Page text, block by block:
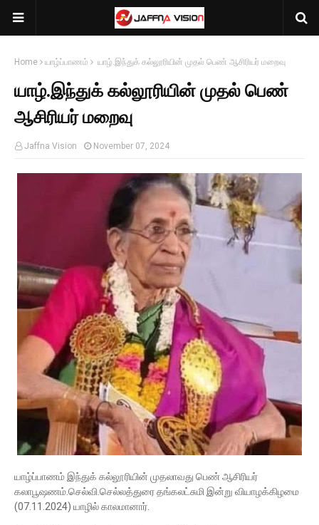
Home யாழ்ப்பாணம் யாழ்.இந்துக் கல்லூரியின் முதல் பெண் ஆசிரியர் மறைவு
யாழ்.இந்துக் கல்லூரியின் முதல் பெண்
ஆசிரியர் மறைவு
Jaffna Vision November 07, 2024
யாழ்ப்பாணம் இந்துக் கல்லூரியின் முதலாவது பெண் ஆசிரியர்
கலாபூஷணம்.செல்வி.செல்லத்துரை தங்கலட்சுமி இன்று வியாழக்கிழமை
(07.11.2024) யாழில் காலமானார்.